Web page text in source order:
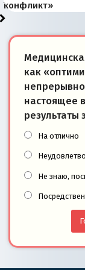
конфликт»
как
настоящее
На отлично
Не знаю,